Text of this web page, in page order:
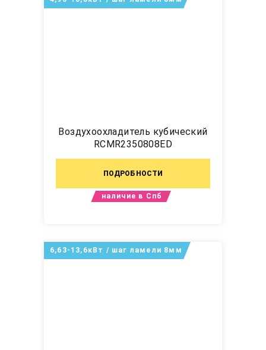
Воздухоохладитель кубический
RCMR2350808ED
ПОДРОБНОСТИ
наличие в Спб
6,63-13,6кВт / шаг ламели 8мм